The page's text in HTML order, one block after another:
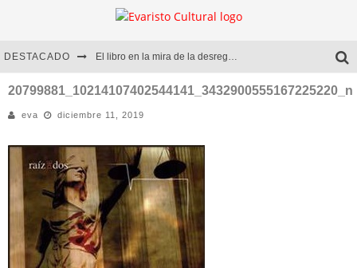
DESTACADO El libro en la mira de la desregulación
Marcelo Rubio | El llovedor
Diego Meret | Hotel Acapulco
Alejandra Correa | La nieve
20799881_10214107402544141_3432900555167225220_n
eva diciembre 11, 2019